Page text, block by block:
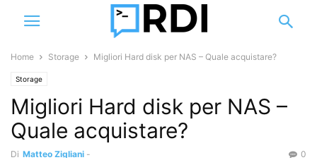
Home Storage Migliori Hard disk per NAS – Quale acquistare?
Storage
Migliori Hard disk per NAS –
Quale acquistare?
Di Matteo Zigliani - 0